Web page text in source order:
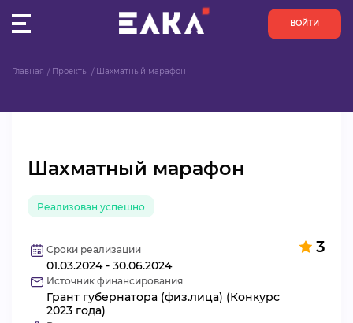
ВОЙТИ
ОРГАНИЗАЦИИ
АКТИВИСТЫ
ПРОЕКТЫ
АНАЛИТИКА
Главная Проекты Шахматный марафон
Шахматный марафон
Реализован успешно
3
Сроки реализации
01.03.2024 - 30.06.2024
Источник финансирования
Грант губернатора (физ.лица) (Конкурс
2023 года)